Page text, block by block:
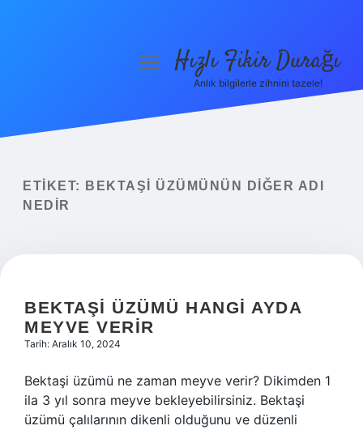
Yasal Uyarı
menüyüHızlı Fikir Durağı
Anlık bilgilerle zihnini tazele!
ETIKET:
BEKTAŞI ÜZÜMÜNÜN DIĞER ADI
NEDIR
BEKTAŞI ÜZÜMÜ HANGI AYDA
MEYVE VERIR
Tarih: Aralık 10, 2024
Bektaşi üzümü ne zaman meyve verir? Dikimden 1
ila 3 yıl sonra meyve bekleyebilirsiniz. Bektaşi
üzümü çalılarının dikenli olduğunu ve düzenli